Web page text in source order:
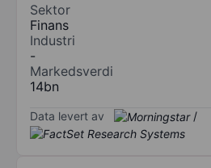
Sektor
Finans
Industri
-
Markedsverdi
14bn
Data levert av /